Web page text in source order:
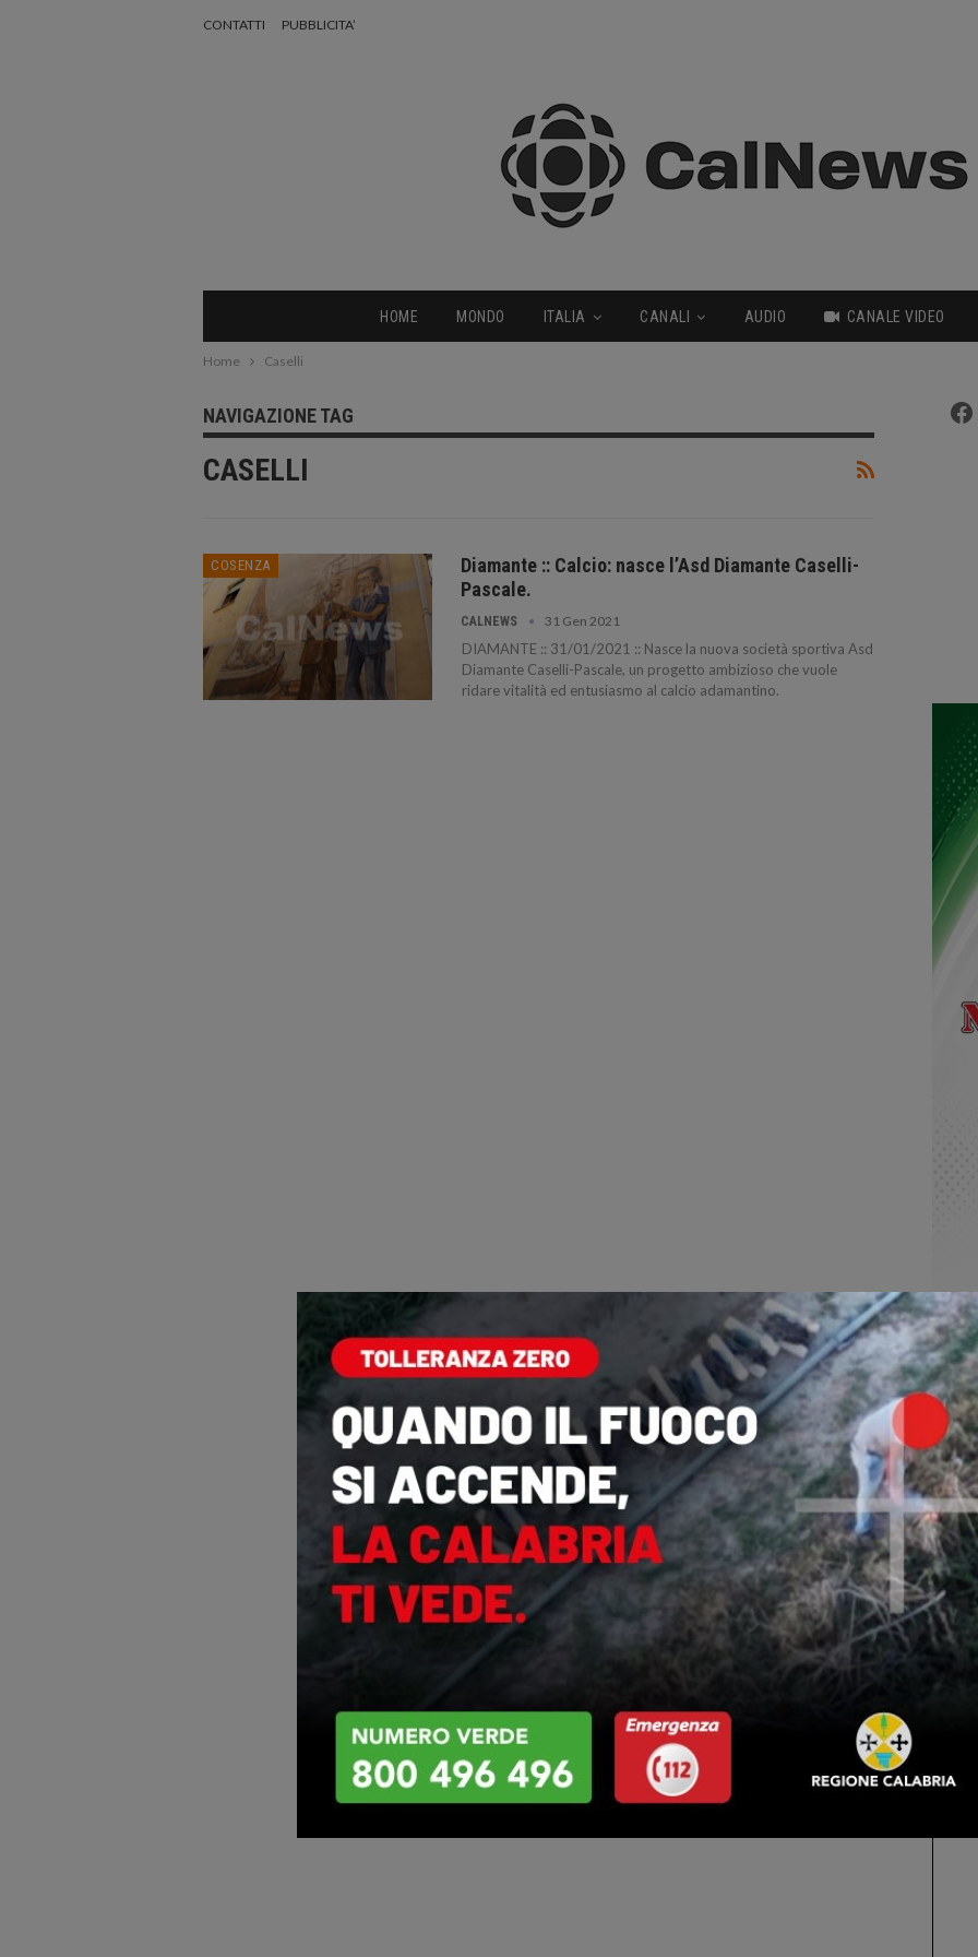
CONTATTI PUBBLICITA’
HOME MONDO ITALIA CANALI AUDIO CANALE VIDEO
Home Caselli
NAVIGAZIONE TAG
CASELLI
COSENZA
Diamante :: Calcio: nasce l’Asd Diamante Caselli-
Pascale.
CALNEWS 31 Gen 2021
DIAMANTE :: 31/01/2021 :: Nasce la nuova società sportiva Asd
Diamante Caselli-Pascale, un progetto ambizioso che vuole
ridare vitalità ed entusiasmo al calcio adamantino.